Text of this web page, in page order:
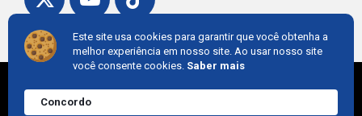
© 2018,
Este site usa cookies para garantir que você obtenha a
melhor experiência em nosso site. Ao usar nosso site
você consente cookies. Saber mais
Concordo
Precisa de ajuda?